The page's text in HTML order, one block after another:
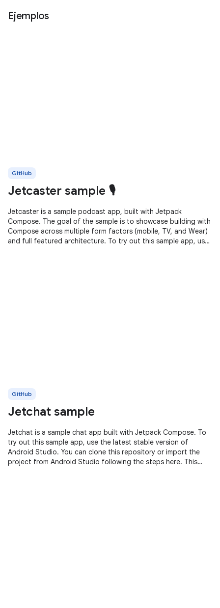
Ejemplos
GitHub
Jetcaster sample 🎙️
Jetcaster is a sample podcast app, built with Jetpack
Compose. The goal of the sample is to showcase building with
Compose across multiple form factors (mobile, TV, and Wear)
and full featured architecture. To try out this sample app, use
GitHub
Jetchat sample
Jetchat is a sample chat app built with Jetpack Compose. To
try out this sample app, use the latest stable version of
Android Studio. You can clone this repository or import the
project from Android Studio following the steps here. This